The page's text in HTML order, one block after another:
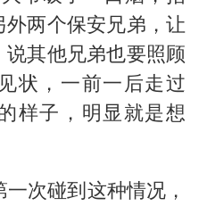
两个保安兄弟，让
其他兄弟也要照顾
状，一前一后走过
样子，明显就是想
次碰到这种情况，